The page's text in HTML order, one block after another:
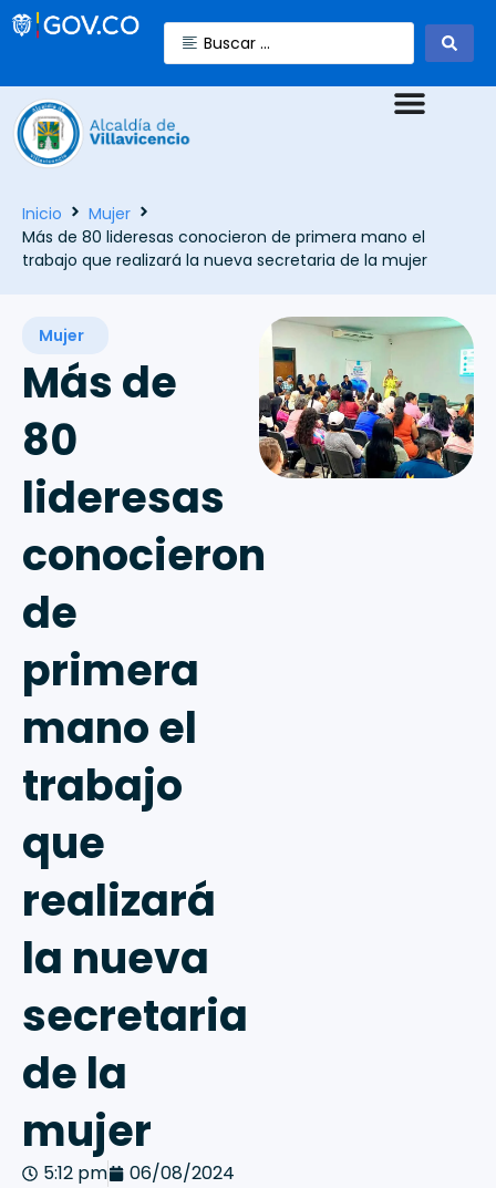
Inicio
Mujer
Más de 80 lideresas conocieron de primera mano el
trabajo que realizará la nueva secretaria de la mujer
Mujer
Más de
80
lideresas
conocieron
de
primera
mano el
trabajo
que
realizará
la nueva
secretaria
de la
mujer
5:12 pm 06/08/2024